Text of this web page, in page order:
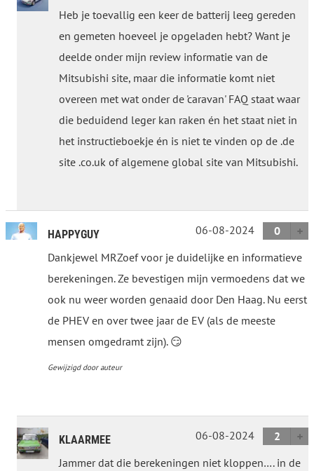
Heb je toevallig een keer de batterij leeg gereden
en gemeten hoeveel je opgeladen hebt? Want je
deelde onder mijn review informatie van de
Mitsubishi site, maar die informatie komt niet
overeen met wat onder de 'caravan' FAQ staat waar
die beduidend leger kan raken én het staat niet in
het instructieboekje én is niet te vinden op de .de
site .co.uk of algemene global site van Mitsubishi.
HAPPYGUY 06-08-2024
0
Dankjewel MRZoef voor je duidelijke en informatieve
berekeningen. Ze bevestigen mijn vermoedens dat we
ook nu weer worden genaaid door Den Haag. Nu eerst
de PHEV en over twee jaar de EV (als de meeste
mensen omgedramt zijn). 😏
Gewijzigd door auteur
KLAARMEE 06-08-2024
2
Jammer dat die berekeningen niet kloppen…. in de